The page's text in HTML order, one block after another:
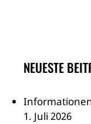
NEUESTE
1. Juli 2026